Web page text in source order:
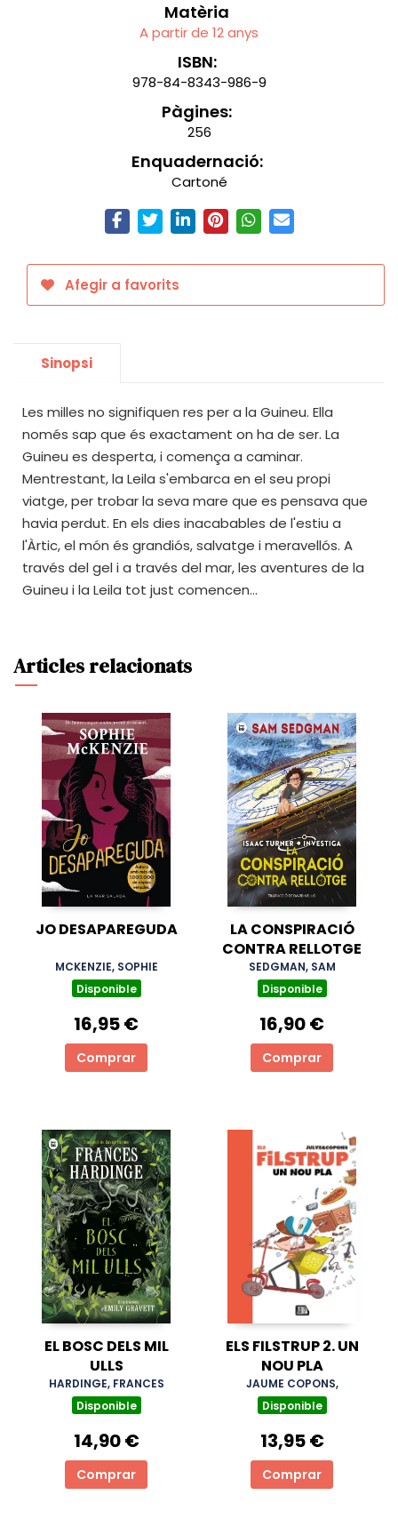
Matèria
A partir de 12 anys
ISBN:
978-84-8343-986-9
Pàgines:
256
Enquadernació:
Cartoné
Afegir a favorits
Sinopsi
Les milles no signifiquen res per a la Guineu. Ella
només sap que és exactament on ha de ser. La
Guineu es desperta, i comença a caminar.
Mentrestant, la Leila s'embarca en el seu propi
viatge, per trobar la seva mare que es pensava que
havia perdut. En els dies inacabables de l'estiu a
l'Àrtic, el món és grandiós, salvatge i meravellós. A
través del gel i a través del mar, les aventures de la
Guineu i la Leila tot just comencen...
Articles relacionats
JO DESAPAREGUDA
MCKENZIE, SOPHIE
Disponible
16,95 €
Comprar
LA CONSPIRACIÓ
CONTRA RELLOTGE
SEDGMAN, SAM
Disponible
16,90 €
Comprar
EL BOSC DELS MIL
ULLS
HARDINGE, FRANCES
Disponible
14,90 €
Comprar
ELS FILSTRUP 2. UN
NOU PLA
JAUME COPONS,
Disponible
13,95 €
Comprar